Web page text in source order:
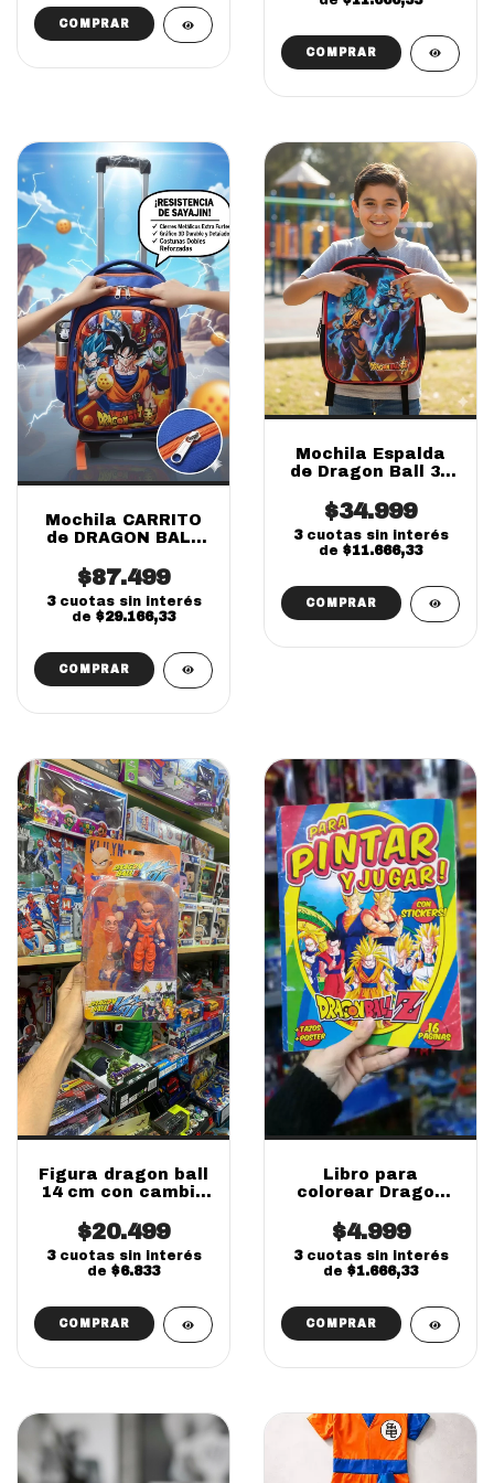
Mochila CARRITO
de DRAGON BALL
ONLINE)
$87.499
3 cuotas sin interés
de $29.166,33
Mochila Espalda
de Dragon Ball 3D
$34.999
3 cuotas sin interés
de $11.666,33
Figura dragon ball
14 cm con cambio
accesorios
coleccionables
$20.499
3 cuotas sin interés
de $6.833
COMPRAR
Libro para
colorear Dragon
$4.999
3 cuotas sin interés
de $1.666,33
COMPRAR